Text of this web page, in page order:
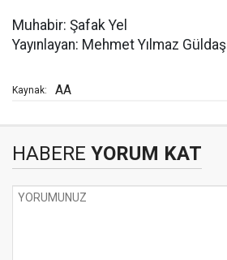
Muhabir: Şafak Yel
Yayınlayan: Mehmet Yılmaz Güldaş
Kaynak: AA
HABERE YORUM KAT